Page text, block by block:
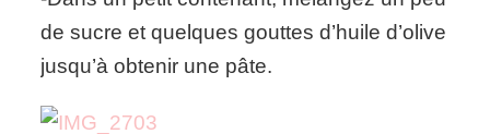
de sucre et quelques gouttes d’huile d’olive
jusqu’à obtenir une pâte.